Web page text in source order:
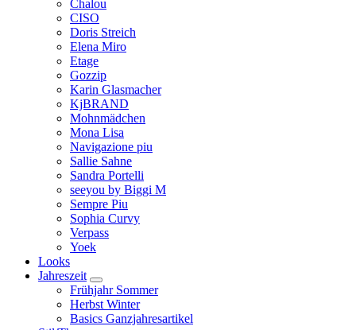
Chalou
CISO
Doris Streich
Elena Miro
Etage
Gozzip
Karin Glasmacher
KjBRAND
Mohnmädchen
Mona Lisa
Navigazione piu
Sallie Sahne
Sandra Portelli
seeyou by Biggi M
Sempre Piu
Sophia Curvy
Verpass
Yoek
Looks
Jahreszeit
Frühjahr Sommer
Herbst Winter
Basics Ganzjahresartikel